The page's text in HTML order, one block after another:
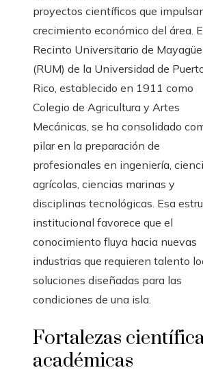
proyectos científicos que
crecimiento económico del área.
Recinto Universitario de
(RUM) de la Universidad de
Rico, establecido en 1911 como
Colegio de Agricultura y Artes
Mecánicas, se ha consolidado
pilar en la preparación de
profesionales en ingeniería,
agrícolas, ciencias marinas y
disciplinas tecnológicas. Esa
institucional favorece que el
conocimiento fluya hacia nuevas
industrias que requieren talento
soluciones diseñadas para las
condiciones de una isla.
Fortalezas
académicas